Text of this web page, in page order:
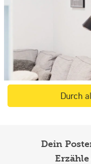
Durch
Dein